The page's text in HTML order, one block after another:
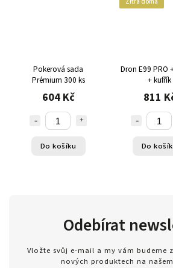
Pokerová sada
Prémium 300 ks
604 Kč
Do košíku
Dron E99 PRO + baterie
+ kufřík
811
Do
Odebírat
Vložte svůj e-mail a my vám budeme
nových produktech na